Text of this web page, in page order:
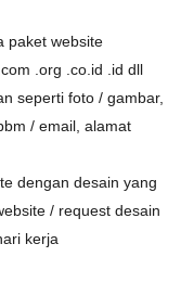
paket website
.org .co.id .id dll
seperti foto / gambar,
/ email, alamat
dengan desain yang
/ request desain
kerja